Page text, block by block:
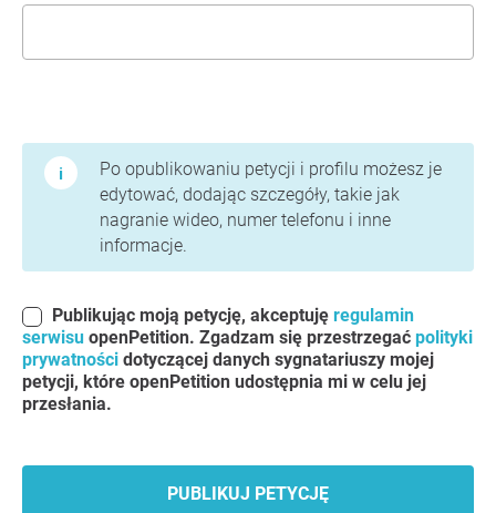
Po opublikowaniu petycji i profilu możesz je
edytować, dodając szczegóły, takie jak
nagranie wideo, numer telefonu i inne
informacje.
Publikując moją petycję, akceptuję regulamin
serwisu openPetition. Zgadzam się przestrzegać polityki
prywatności dotyczącej danych sygnatariuszy mojej
petycji, które openPetition udostępnia mi w celu jej
przesłania.
PUBLIKUJ PETYCJĘ